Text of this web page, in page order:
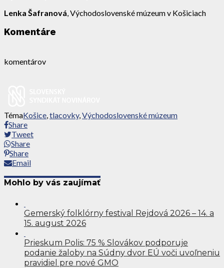
Lenka Šafranová , Východoslovenské múzeum v Košiciach
Komentáre
komentárov
TémaKošice,tlacovky,Východoslovenské múzeum
Share
Tweet
Share
Share
Email
Mohlo by vás zaujímať
Gemerský folklórny festival Rejdová 2026 – 14. a
15. august 2026
Prieskum Polis: 75 % Slovákov podporuje
podanie žaloby na Súdny dvor EÚ voči uvoľneniu
pravidiel pre nové GMO